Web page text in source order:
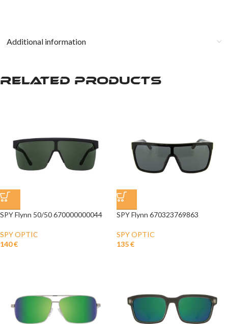
Additional information
Related products
SPY Flynn 50/50 670000000044
SPY OPTIC
140€
SPY Flynn 670323769863
SPY OPTIC
135€